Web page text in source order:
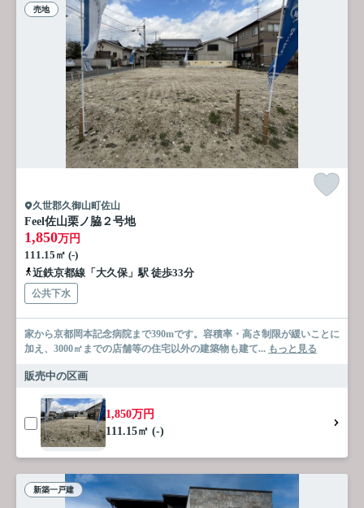
売地
久世郡久御山町佐山
Feel佐山栗ノ脇２号地
1,850万円
111.15㎡ (-)
近鉄京都線「大久保」駅 徒歩33分
公共下水
家から京都岡本記念病院まで390mです。容積率・高さ制限が緩いことに
加え、3000㎡までの店舗等の住宅以外の建築物も建て... もっと見る
販売中の区画
1,850万円
111.15㎡ (-)
新築一戸建